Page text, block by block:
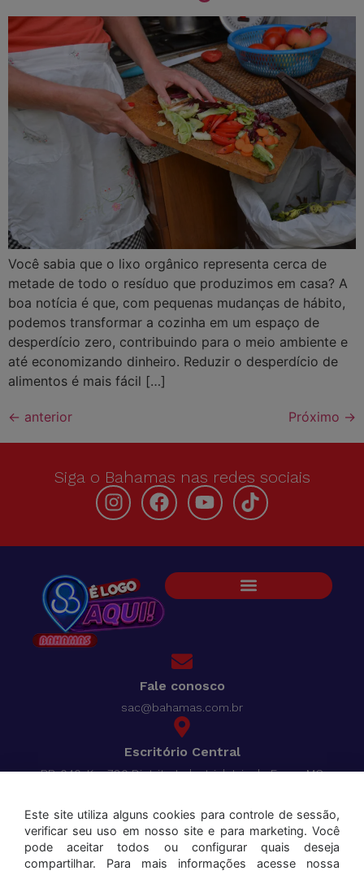
Você sabia que o lixo orgânico representa cerca de
metade de todo o resíduo que produzimos em casa? A
boa notícia é que, com pequenas mudanças de hábito,
podemos transformar a cozinha em um espaço de
desperdício zero, contribuindo para o meio ambiente e
até economizando dinheiro. Reduzir o desperdício de
alimentos é mais fácil […]
← anterior Próximo →
Siga o Bahamas nas redes sociais
Fale conosco
sac@bahamas.com.br
Escritório Central
BR-040, Km 780 Distrito Industrial Juiz de Fora - MG
Aceitamos os seguintes cartões:
Este site utiliza alguns cookies para controle de sessão,
verificar seu uso em nosso site e para marketing. Você
pode aceitar todos ou configurar quais deseja
compartilhar. Para mais informações acesse nossa